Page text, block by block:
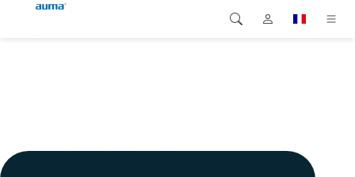
Téléchargements
Asie et Océanie